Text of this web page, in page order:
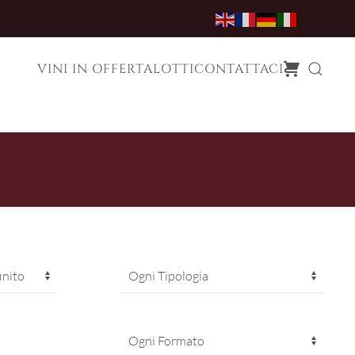
VINI IN OFFERTALOTTICONTATTACI